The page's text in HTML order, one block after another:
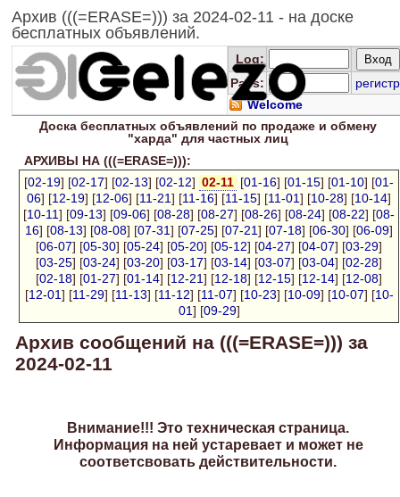
Архив (((=ERASE=))) за 2024-02-11 - на доске
бесплатных объявлений.
Log:
Pass:
регистр
Welcome
Доска бесплатныхобъявлений по продаже и обмену
"харда" для частных лиц
АРХИВЫ НА (((=ERASE=))):
[02-19] [02-17] [02-13] [02-12] 02-11 [01-16] [01-15] [01-10] [01-
06] [12-19] [12-06] [11-21] [11-16] [11-15] [11-01] [10-28] [10-14]
[10-11] [09-13] [09-06] [08-28] [08-27] [08-26] [08-24] [08-22] [08-
16] [08-13] [08-08] [07-31] [07-25] [07-21] [07-18] [06-30] [06-09]
[06-07] [05-30] [05-24] [05-20] [05-12] [04-27] [04-07] [03-29]
[03-25] [03-24] [03-20] [03-17] [03-14] [03-07] [03-04] [02-28]
[02-18] [01-27] [01-14] [12-21] [12-18] [12-15] [12-14] [12-08]
[12-01] [11-29] [11-13] [11-12] [11-07] [10-23] [10-09] [10-07] [10-
01] [09-29]
Архив сообщений на (((=ERASE=))) за
2024-02-11
Внимание!!! Это техническая страница.
Информация на ней устаревает и может не
соответсвовать действительности.